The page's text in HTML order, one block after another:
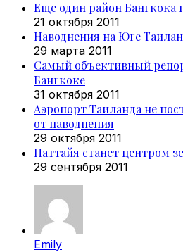
Еще один район Бангкока
21 октября 2011
Наводнения на Юге
29 марта 2011
Самый объективный
Бангкоке
31 октября 2011
Аэропорт Таиланда не
от наводнения
29 октября 2011
Паттайя станет центром
29 сентября 2011
Emily